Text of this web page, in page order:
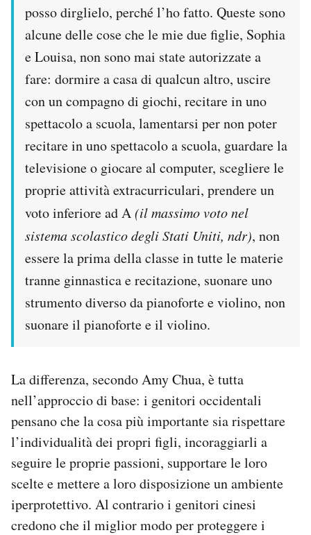
posso dirglielo, perché l’ho fatto. Queste sono
alcune delle cose che le mie due figlie, Sophia
e Louisa, non sono mai state autorizzate a
fare: dormire a casa di qualcun altro, uscire
con un compagno di giochi, recitare in uno
spettacolo a scuola, lamentarsi per non poter
recitare in uno spettacolo a scuola, guardare la
televisione o giocare al computer, scegliere le
proprie attività extracurriculari, prendere un
voto inferiore ad A(il massimo voto nel
sistema scolastico degli Stati Uniti, ndr), non
essere la prima della classe in tutte le materie
tranne ginnastica e recitazione, suonare uno
strumento diverso da pianoforte e violino, non
suonare il pianoforte e il violino.
La differenza, secondo Amy Chua, è tutta
nell’approccio di base: i genitori occidentali
pensano che la cosa più importante sia rispettare
l’individualità dei propri figli, incoraggiarli a
seguire le proprie passioni, supportare le loro
scelte e mettere a loro disposizione un ambiente
iperprotettivo. Al contrario i genitori cinesi
credono che il miglior modo per proteggere i